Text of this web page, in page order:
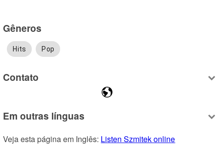
Gêneros
Hits Pop
Contato
Em outras línguas
Veja esta página em Inglês: Listen Szmitek online